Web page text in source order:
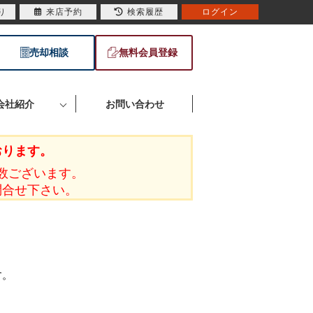
売却相談 無料会員登録
社紹介 お問い合わせ
ます。
ざいます。
せ下さい。
来店予約 検索履歴 ログイン